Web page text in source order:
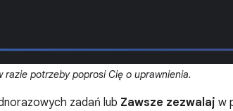
razie potrzeby poprosi Cię o uprawnienia.
zadań lub Zawsze zezwalaj w